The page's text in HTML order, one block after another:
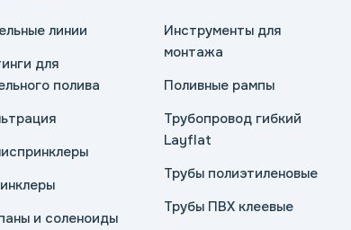
линии
для
полива
и соленоиды
Инструменты для
монтажа
Поливные рампы
Трубопровод гибкий
Layflat
Трубы полиэтиленовые
Трубы ПВХ клеевые